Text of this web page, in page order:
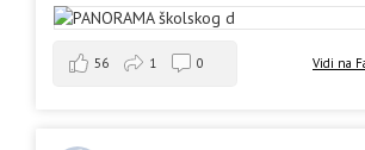
Vidi na
56 1 0